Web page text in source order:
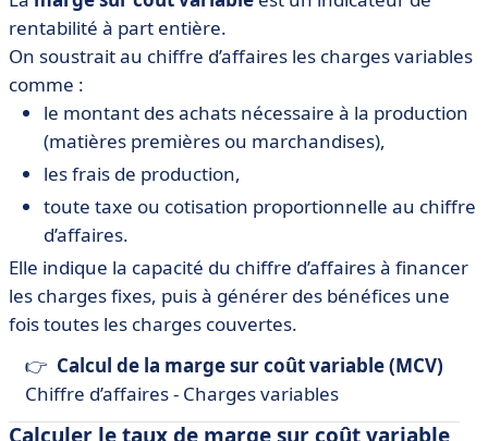
rentabilité à part entière.
On soustrait au chiffre d’affaires les charges variables
comme :
le montant des achats nécessaire à la production
(matières premières ou marchandises),
les frais de production,
toute taxe ou cotisation proportionnelle au chiffre
d’affaires.
Elle indique la capacité du chiffre d’affaires à financer
les charges fixes, puis à générer des bénéfices une
fois toutes les charges couvertes.
👉 Calcul de la marge sur coût variable (MCV)
Chiffre d’affaires - Charges variables